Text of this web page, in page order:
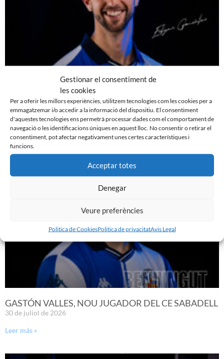
Gestionar el consentiment de
les cookies
Per a oferir les millors experiències, utilitzem tecnologies com les cookies per a
emmagatzemar i/o accedir a la informació del dispositiu. El consentiment
d'aquestes tecnologies ens permetrà processar dades com el comportament de
navegació o les identificacions úniques en aquest lloc. No consentir o retirar el
consentiment, pot afectar negativament unes certes característiques i
funcions.
Acceptar totes
Denegar
Veure preferències
Politica de CookiesPolitica de privacitatAvis Legal
EDGAR GONZÁLEZ, NOU JUGADOR DEL CE
SABADELL
7 d'agost de 2026
Leer más »
GASTÓN VALLES, NOU JUGADOR DEL CE SABADELL
30 de juliol de 2026
Leer más »